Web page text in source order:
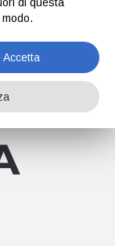
Accetta